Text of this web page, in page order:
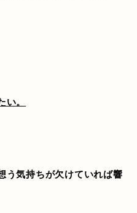
い。
う気持ちが欠けていれば響